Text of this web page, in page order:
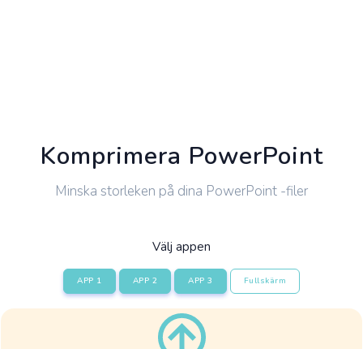
Komprimera PowerPoint
Minska storleken på dina PowerPoint -filer
Välj appen
APP 1 APP 2 APP 3 Fullskärm